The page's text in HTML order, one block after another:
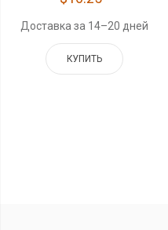
Доставка за 14–20 дней
КУПИТЬ